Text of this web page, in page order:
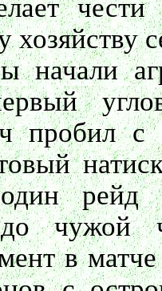
хозяйству
начали
пробил
рейд
чужой
в